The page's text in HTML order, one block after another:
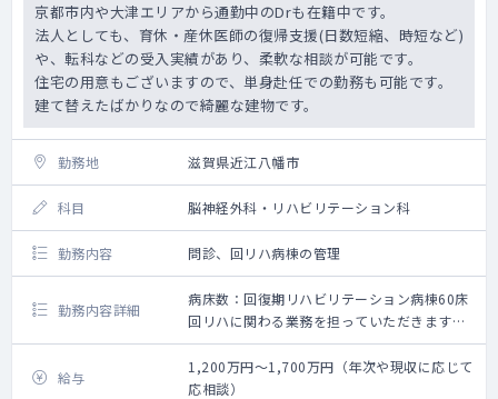
京都市内や大津エリアから通勤中のDrも在籍中です。
法人としても、育休・産休医師の復帰支援(日数短縮、時短など)
や、転科などの受入実績があり、柔軟な相談が可能です。
住宅の用意もございますので、単身赴任での勤務も可能です。
建て替えたばかりなので綺麗な建物です。
勤務地 滋賀県近江八幡市
科目 脳神経外科・リハビリテーション科
勤務内容 問診、回リハ病棟の管理
勤務内容詳細
病床数：回復期リハビリテーション病棟60床
回リハに関わる業務を担っていただきます。
勤務スケジュールについてはご希望を基に調
整いたします。
給与
1,200万円～1,700万円（年次や現収に応じて
応相談）